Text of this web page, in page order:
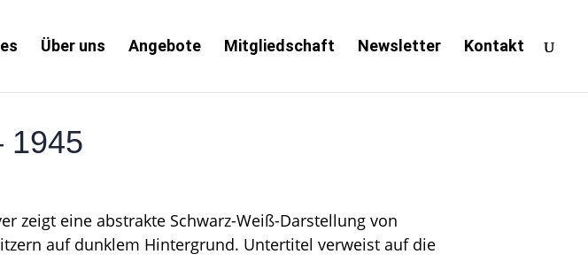
Über uns Angebote Mitgliedschaft Newsletter Kontakt
1945